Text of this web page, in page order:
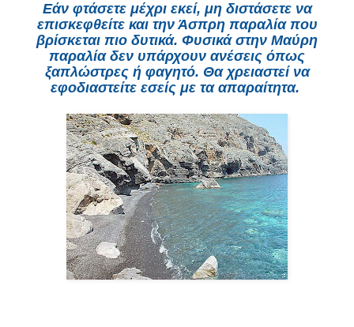
Εάν φτάσετε μέχρι εκεί, μη διστάσετε να
επισκεφθείτε και την Άσπρη παραλία που
βρίσκεται πιο δυτικά. Φυσικά στην Μαύρη
παραλία δεν υπάρχουν ανέσεις όπως
ξαπλώστρες ή φαγητό. Θα χρειαστεί να
εφοδιαστείτε εσείς με τα απαραίτητα.